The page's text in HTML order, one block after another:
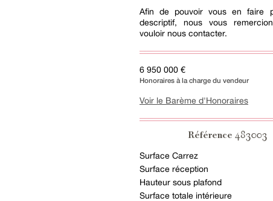
Afin de pouvoir vous en faire
descriptif, nous vous
vouloir nous contacter.
6 950 000 €
Honoraires à la charge du vendeur
Voir le Barème d'Honoraires
Référence483003
Surface Carrez
Surface réception
Hauteur sous plafond
Surface totale intérieure